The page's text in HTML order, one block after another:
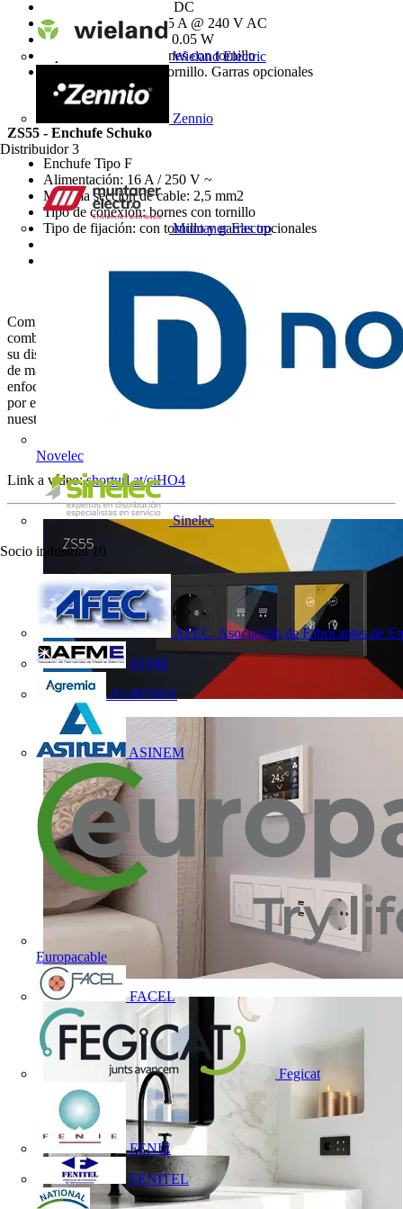
Wieland Electric
Zennio
Distribuidor 3
Muntaner Electro
Novelec
Sinelec
Socio industrial 10
AFEC, Asociación de Fabricantes de
AFME
AGREMIA
ASINEM
Europacable
FACEL
Fegicat
FENIE
FENITEL
Tensión de salida: 5 V DC
Corriente de salida: 3,5 A @ 240 V AC
Consumo en reposo < 0.05 W
Tipo de conexión: bornes con tornillo
Tipo de fijación: con tornillo. Garras opcionales
ZS55 - Enchufe Schuko
Enchufe Tipo F
Alimentación: 16 A / 250 V ~
Máxima sección de cable: 2,5 mm2
Tipo de conexión: bornes con tornillo
Tipo de fijación: con tornillo y garras opcionales
Completa tu instalación domótica con los mecanismos que mejor
combinan con las pantallas, paneles y pulsadores táctiles. Gracias a
su diseño, esta nueva serie de mecanismos se fusionan estéticamente
de manera sublime con las soluciones tecnológicas que ofrecemos
enfocadas a Smart Homes y Smart Hotels. Es hora de que apuestes
por el diseño vanguardista de Zennio, descubre y déjate fascinar por
nuestra
Link a vídeo:shorturl.at/ciHO4